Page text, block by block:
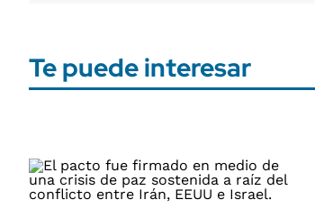
Te puede interesar